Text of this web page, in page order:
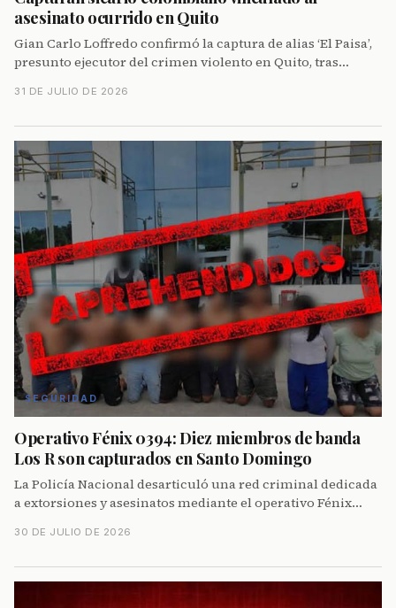
asesinato ocurrido en Quito
Gian Carlo Loffredo confirmó la captura de alias ‘El Paisa’,
presunto ejecutor del crimen violento en Quito, tras
31 DE JULIO DE 2026
SEGURIDAD
Operativo Fénix 0394: Diez miembros de banda
Los R son capturados en Santo Domingo
La Policía Nacional desarticuló una red criminal dedicada
a extorsiones y asesinatos mediante el operativo Fénix
asegurando armas y evidencias clave.
30 DE JULIO DE 2026